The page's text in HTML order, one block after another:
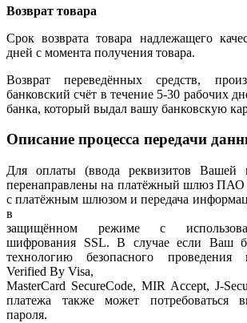
Возврат товара
Срок возврата товара надлежащего
дней с момента получения товара.
Возврат переведённых средств,
банковский счёт в течение 5-30 рабочих
банка, который выдал вашу банковскую
Описание процесса передачи
Для оплаты (ввода реквизитов Вашей
перенаправлены на платёжный шлюз
с платёжным шлюзом и передача
в
защищённом режиме с
шифрования SSL. В случае если Ваш
технологию безопасного проведения
Verified By Visa,
MasterCard SecureCode, MIR Accept, J-
платежа также может потребоваться
пароля.